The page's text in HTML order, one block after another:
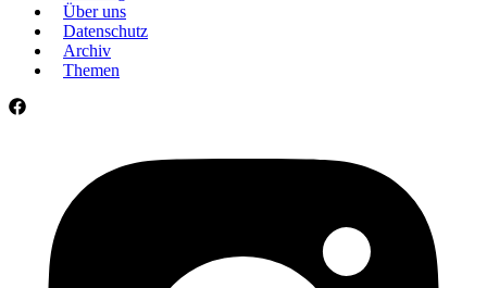
Über uns
Datenschutz
Archiv
Themen